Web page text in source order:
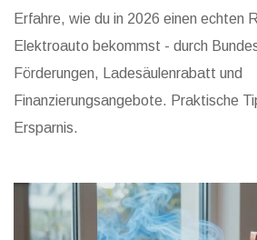
Erfahre, wie du in 2026 einen echten
Elektroauto bekommst - durch
Förderungen, Ladesäulenrabatt und
Finanzierungsangebote. Praktische
Ersparnis.